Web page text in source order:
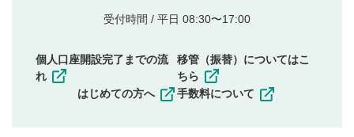
他者の権利（商標、著作権、その他の知的財産
その他当社が不適切と判断した投稿
一度投稿した評価およびコメントの変更・削除はできま
受付時間 / 平日 08:30〜17:00
個人口座開設完了までの流
れ
はじめての方へ
移管（振替）についてはこ
ちら
手数料について